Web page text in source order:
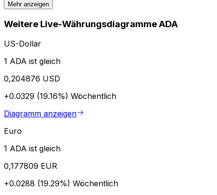
Mehr anzeigen
Weitere Live-Währungsdiagramme ADA
US-Dollar
1 ADA ist gleich
0,204876 USD
+0.0329 (19.16%) Wöchentlich
Diagramm anzeigen
Euro
1 ADA ist gleich
0,177809 EUR
+0.0288 (19.29%) Wöchentlich